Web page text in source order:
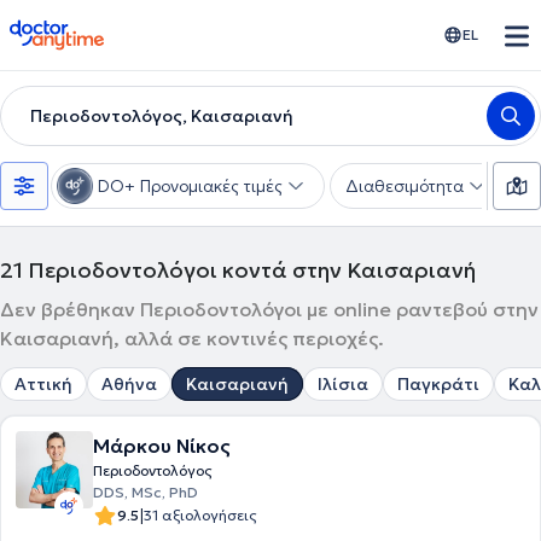
doctoranytime EL
Περιοδοντολόγος, Καισαριανή
DO+ Προνομιακές τιμές Διαθεσιμότητα
21 Περιοδοντολόγοι κοντά στην Καισαριανή
Δεν βρέθηκαν Περιοδοντολόγοι με online ραντεβού στην
Καισαριανή, αλλά σε κοντινές περιοχές.
Αττική Αθήνα Καισαριανή Ιλίσια Παγκράτι
Μάρκου Νίκος
Περιοδοντολόγος
DDS, MSc, PhD
9.5|31 αξιολογήσεις